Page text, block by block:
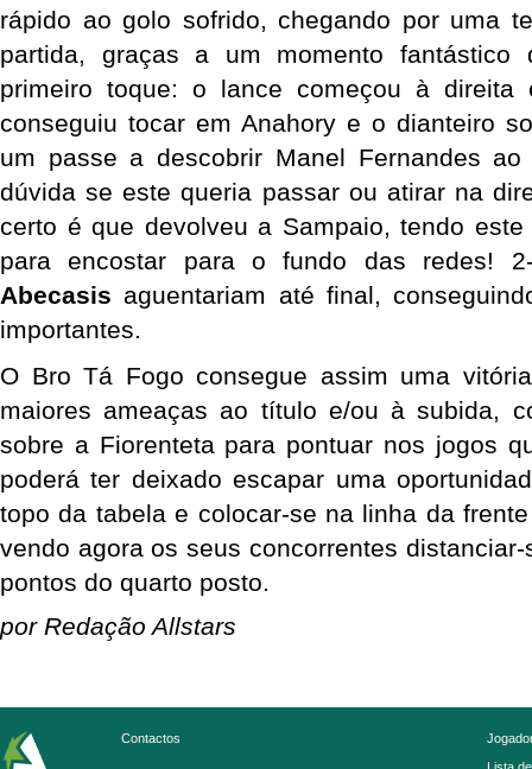
rápido ao golo sofrido, chegando por uma
partida, graças a um momento
primeiro toque: o lance começou à
conseguiu tocar em Anahory e o dianteiro
um passe a descobrir Manel Fernandes
dúvida se este queria passar ou atirar na
certo é que devolveu a Sampaio, tendo
para encostar para o fundo das redes!
Abecasis aguentariam até final,
importantes.
O Bro Tá Fogo consegue assim uma
maiores ameaças ao título e/ou à subida,
sobre a Fiorenteta para pontuar nos jogos
poderá ter deixado escapar uma
topo da tabela e colocar-se na linha da
vendo agora os seus concorrentes
pontos do quarto posto.
por Redação Allstars
Contactos